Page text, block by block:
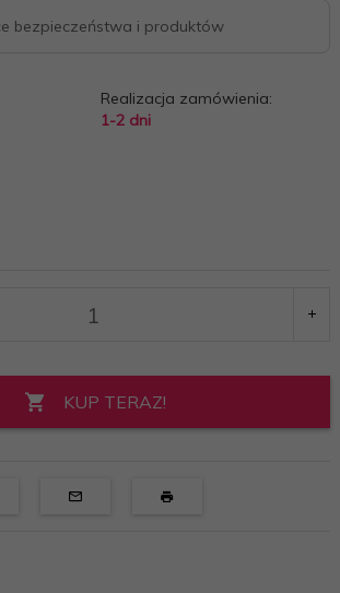
bezpieczeństwa i produktów
Realizacja zamówienia:
1-2 dni
KUP TERAZ!